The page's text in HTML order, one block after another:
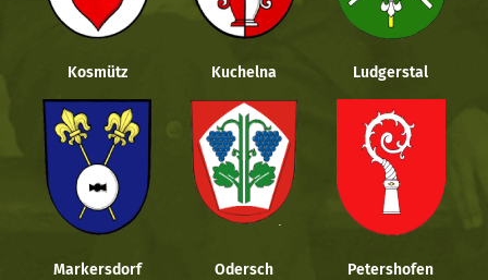
Kosmütz Kuchelna Ludgerstal
Markersdorf Odersch Petershofen